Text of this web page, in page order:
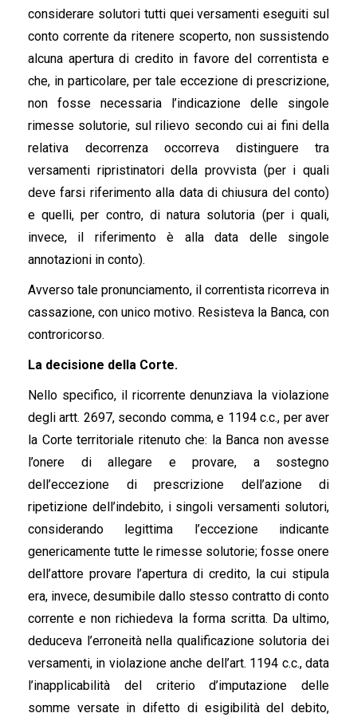
considerare solutori tutti quei versamenti eseguiti sul
conto corrente da ritenere scoperto, non sussistendo
alcuna apertura di credito in favore del correntista e
che, in particolare, per tale eccezione di prescrizione,
non fosse necessaria l’indicazione delle singole
rimesse solutorie, sul rilievo secondo cui ai fini della
relativa decorrenza occorreva distinguere tra
versamenti ripristinatori della provvista (per i quali
deve farsi riferimento alla data di chiusura del conto)
e quelli, per contro, di natura solutoria (per i quali,
invece, il riferimento è alla data delle singole
annotazioni in conto).
Avverso tale pronunciamento, il correntista ricorreva in
cassazione, con unico motivo. Resisteva la Banca, con
controricorso.
La decisione della Corte.
Nello specifico, il ricorrente denunziava la violazione
degli artt. 2697, secondo comma, e 1194 c.c., per aver
la Corte territoriale ritenuto che: la Banca non avesse
l’onere di allegare e provare, a sostegno
dell’eccezione di prescrizione dell’azione di
ripetizione dell’indebito, i singoli versamenti solutori,
considerando legittima l’eccezione indicante
genericamente tutte le rimesse solutorie; fosse onere
dell’attore provare l’apertura di credito, la cui stipula
era, invece, desumibile dallo stesso contratto di conto
corrente e non richiedeva la forma scritta. Da ultimo,
deduceva l’erroneità nella qualificazione solutoria dei
versamenti, in violazione anche dell’art. 1194 c.c., data
l’inapplicabilità del criterio d’imputazione delle
somme versate in difetto di esigibilità del debito,